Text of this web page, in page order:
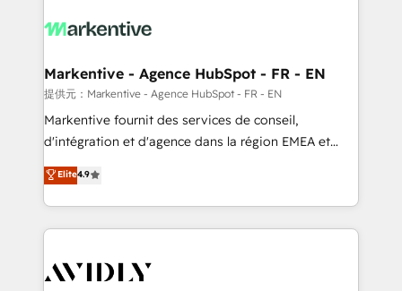
HubSpot大百科 出版 CRM・AI活用に関するご相談、現
せください。
results, fast. ⚙️CRM & RevOps: Align all Hubs to your
🎯Demand Gen & ABM: Drive pipeline with inbound,
ABM, AEO, SEO, & paid media. 👩‍💻Web Design:
Build high-performing websites with UX, messaging,
& conversion strategy that drive results. 🤖AI
AI, & maximize AEO with tailored AI services. 🧩
Integrations: Extend HubSpot with custom
Markentive - Agence HubSpot - FR - EN
提供元：Markentive - Agence HubSpot - FR - EN
Markentive fournit des services de conseil,
d'intégration et d'agence dans la région EMEA et
North America. Avec plus de 115 experts en
marketing automation, Growth, Revops, CRM et
webdesign. Markentive is both a consulting firm, a
digital agency and an integrator. With over 115
CRM and webdesign (We focus on EMEA - USA
Elite4.9